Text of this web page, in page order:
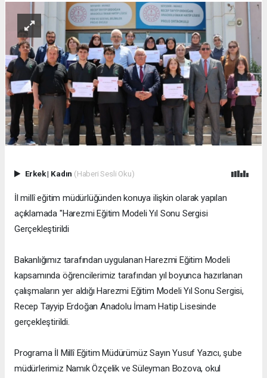
Erkek| Kadın (Haberi Sesli Oku)
İl millî eğitim müdürlüğünden konuya ilişkin olarak yapılan
açıklamada "Harezmi Eğitim Modeli Yıl Sonu Sergisi
Gerçekleştirildi
Bakanlığımız tarafından uygulanan Harezmi Eğitim Modeli
kapsamında öğrencilerimiz tarafından yıl boyunca hazırlanan
çalışmaların yer aldığı Harezmi Eğitim Modeli Yıl Sonu Sergisi,
Recep Tayyip Erdoğan Anadolu İmam Hatip Lisesinde
gerçekleştirildi.
Programa İl Millî Eğitim Müdürümüz Sayın Yusuf Yazıcı, şube
müdürlerimiz Namık Özçelik ve Süleyman Bozova, okul